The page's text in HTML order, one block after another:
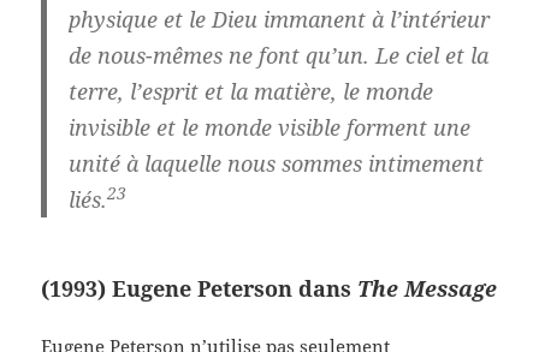
physique et le Dieu immanent à l’intérieur
de nous-mêmes ne font qu’un. Le ciel et la
terre, l’esprit et la matière, le monde
invisible et le monde visible forment une
unité à laquelle nous sommes intimement
liés.23
(1993) Eugene Peterson dans The Message
Eugene Peterson n’utilise pas seulement